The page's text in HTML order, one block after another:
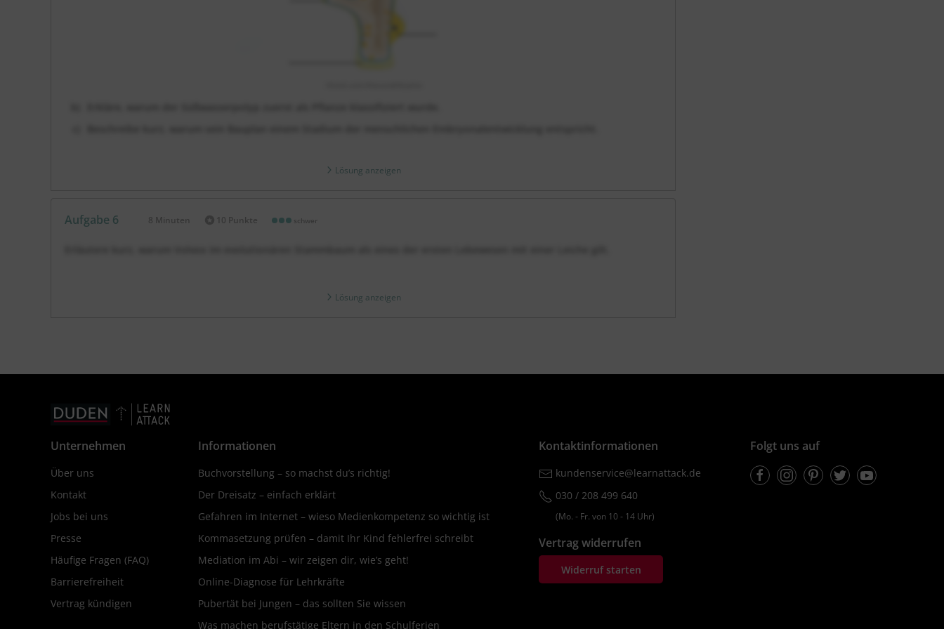
Lösung anzeigen
Aufgabe 6 Dauer:
8 Minuten 10 Punkte schwer
Lösung anzeigen
Unternehmen
Über uns
Kontakt
Jobs bei uns
Presse
Häufige Fragen (FAQ)
Barrierefreiheit
Vertrag kündigen
Informationen
Buchvorstellung – so machst du’s richtig!
Der Dreisatz – einfach erklärt
Gefahren im Internet – wieso Medienkompetenz so wichtig ist
Kommasetzung prüfen – damit Ihr Kind fehlerfrei schreibt
Mediation im Abi – wir zeigen dir, wie’s geht!
Online-Diagnose für Lehrkräfte
Pubertät bei Jungen – das sollten Sie wissen
Was machen berufstätige Eltern in den Schulferien
Kontaktinformationen
kundenservice@learnattack.de
030 / 208 499 640
(Mo. ‐ Fr. von 10 ‐ 14 Uhr)
Vertrag widerrufen
Widerruf starten
Folgt uns auf
FacebookInstagramPinterestTwitterYoutube